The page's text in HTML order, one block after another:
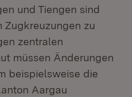
und Tiengen sind
Zugkreuzungen zu
zentralen
müssen Änderungen
beispielsweise die
Aargau